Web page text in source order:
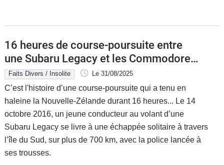
16 heures de course-poursuite entre
une Subaru Legacy et les Commodore
de la police néo-zélandaise
Faits Divers / Insolite Le 31/08/2025
C’est l'histoire d’une course-poursuite qui a tenu en
haleine la Nouvelle-Zélande durant 16 heures... Le 14
octobre 2016, un jeune conducteur au volant d’une
Subaru Legacy se livre à une échappée solitaire à travers
l’île du Sud, sur plus de 700 km, avec la police lancée à
ses trousses.